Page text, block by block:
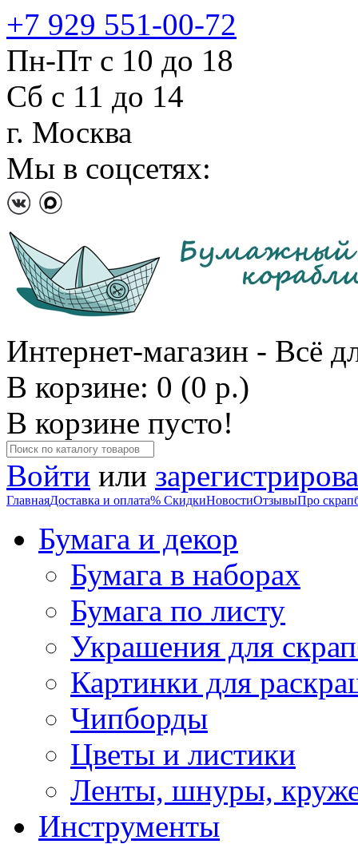
+7 929 551-00-72
Пн-Пт с 10 до 18
Сб с 11 до 14
г. Москва
Мы в соцсетях:
Интернет-магазин - Всё
В корзине: 0 (0 р.)
В корзине пусто!
Войти или
ГлавнаяДоставка и оплата% СкидкиНовостиОтзывыПро
Бумага и декор
Бумага в наборах
Бумага по листу
Украшения для
Картинки для
Чипборды
Цветы и листики
Ленты, шнуры,
Инструменты